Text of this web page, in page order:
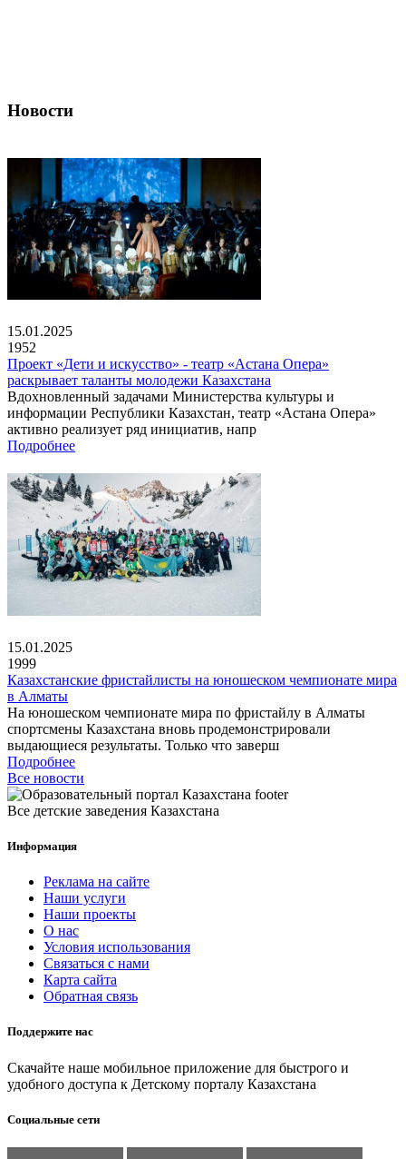
Новости
15.01.2025
1952
Проект «Дети и искусство» - театр «Астана Опера»
раскрывает таланты молодежи Казахстана
Вдохновленный задачами Министерства культуры и
информации Республики Казахстан, театр «Астана Опера»
активно реализует ряд инициатив, напр
Подробнее
15.01.2025
1999
Казахстанские фристайлисты на юношеском чемпионате мира
в Алматы
На юношеском чемпионате мира по фристайлу в Алматы
спортсмены Казахстана вновь продемонстрировали
выдающиеся результаты. Только что заверш
Подробнее
Все новости
Все детские заведения Казахстана
Информация
Реклама на сайте
Наши услуги
Наши проекты
О нас
Условия использования
Связаться с нами
Карта сайта
Обратная связь
Поддержите нас
Скачайте наше мобильное приложение для быстрого и
удобного доступа к Детскому порталу Казахстана
Социальные сети